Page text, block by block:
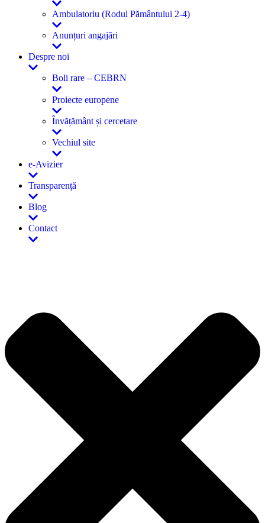
Ambulatoriu (Rodul Pământului 2-4)
Anunțuri angajări
Despre noi
Boli rare – CEBRN
Proiecte europene
Învățământ și cercetare
Vechiul site
e-Avizier
Transparență
Blog
Contact